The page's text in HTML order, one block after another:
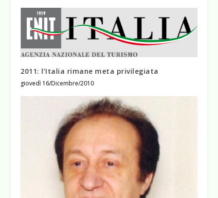
2011: l’Italia rimane meta privilegiata
giovedì 16/Dicembre/2010